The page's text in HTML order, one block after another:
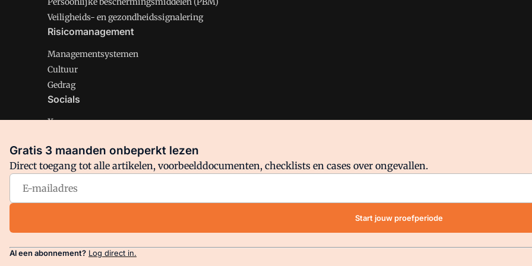
Veiligheids- en gezondheidssignalering
Risicomanagement
Managementsystemen
Cultuur
Gedrag
Socials
X
Facebook
Arbo is onderdeel van VMN media. Lees inons manifestwaar VMN media voor staat. Op gebruik van deze site zijn de
Gratis 3 maanden onbeperkt lezen
Direct toegang tot alle artikelen, voorbeelddocumenten, checklists en cases over ongevallen.
Start jouw proefperiode
Al een abonnement? Log direct in.